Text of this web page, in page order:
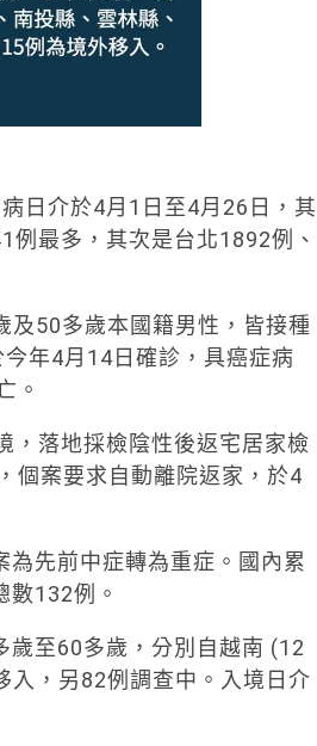
日介於4月1日至4月26日，其
最多，其次是台北1892例、
50多歲本國籍男性，皆接種
年4月14日確診，具癌症病
。
落地採檢陰性後返宅居家檢
個案要求自動離院返家，於4
先前中症轉為重症。國內累
132例。
至60多歲，分別自越南 (12
入，另82例調查中。入境日介